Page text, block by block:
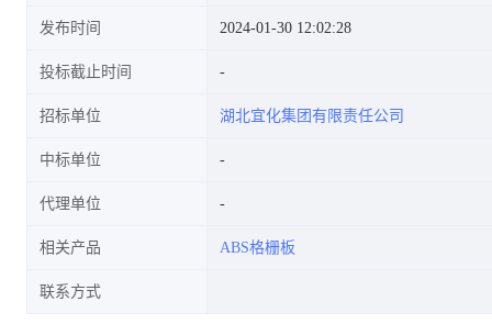
发布时间 2024-01-30 12:02:28
投标截止时间
招标单位 湖北宜化集团有限责任公司
中标单位
代理单位
相关产品 ABS格栅板
联系方式